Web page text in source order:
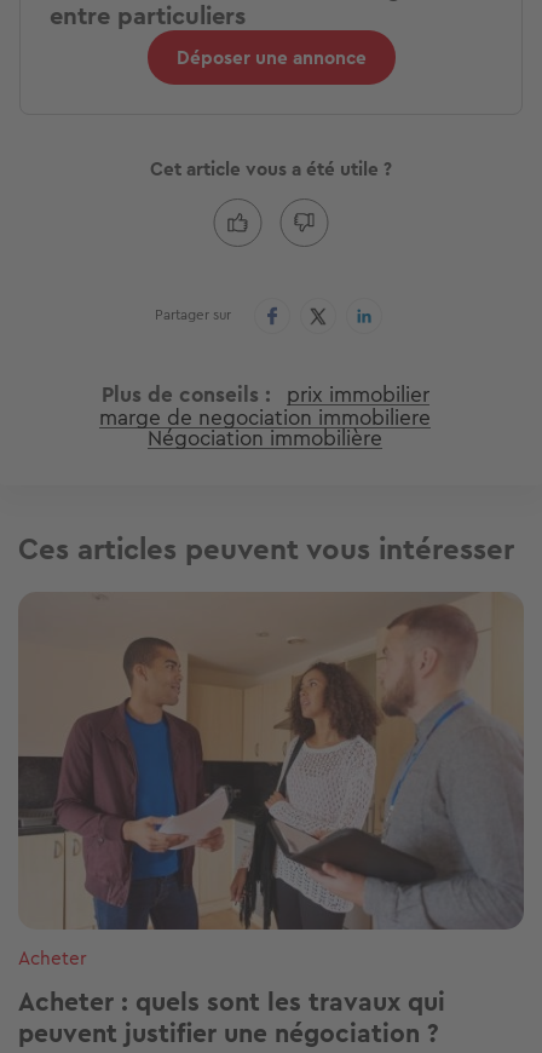
entre particuliers
Déposer une annonce
Cet article vous a été utile ?
Partager sur
Plus de conseils prix immobilier
marge de negociation immobiliere
Négociation immobilière
Ces articles peuvent vous intéresser
Image
Acheter
Acheter : quels sont les travaux qui
peuvent justifier une négociation ?